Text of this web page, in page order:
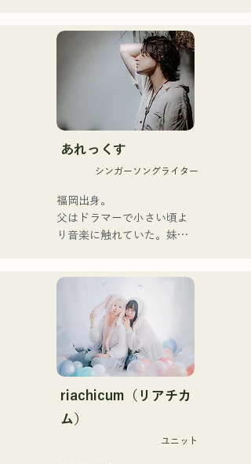
嗓音，傳遞著直白而有力的
信息，輕輕觸動著聽眾的心
她們於2025年1月23日發行
首支單曲《Zatsuni
Tamede》，正式出道。
原聲、伴奏和樂隊編曲。
她們的錄音和現場演出得到
meow樂團的Taisei（鼓
手）、the perfect me樂團
的Yuya Suehiro（吉他）以
及xanadoo樂團的S0.
（Banus）的支持。
【新單曲】
她們的新歌《The World is
Love》將於2025年6月25日
あれっくす
シンガーソングライター
福岡出身。
父はドラマーで小さい頃よ
り音楽に触れていた。妹
家族で音楽を楽しむミュー
ジックファミリー。
10代後半にアメリカへ4年
半留学。
現在はLOVE FMの"music
×serendipity"でラジオDJを
務める。
デルやタレントとしても活
躍中。世界的有名なオーデ
riachicum（リアチカ
ム）
ユニット